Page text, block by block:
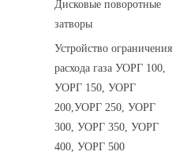
Дисковые поворотные
затворы
Устройство ограничения
расхода газа УОРГ 100,
УОРГ 150, УОРГ
200,УОРГ 250, УОРГ
300, УОРГ 350, УОРГ
400, УОРГ 500